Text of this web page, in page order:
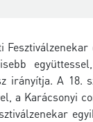
A 18.
a Karácsonyi